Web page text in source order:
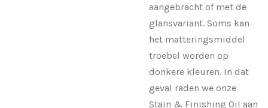
aangebracht of met de
glansvariant. Soms kan
het matteringsmiddel
troebel worden op
donkere kleuren. In dat
geval raden we onze
Stain & Finishing Oil aan